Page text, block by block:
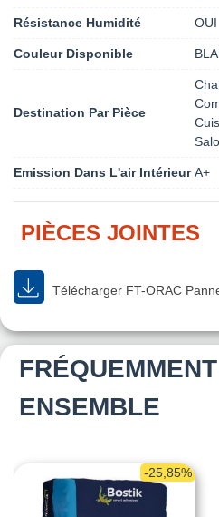
Résistance Humidité OUI
Couleur Disponible
Destination Par Pièce
Emission Dans L'air Intérieur A+
PIÈCES JOINTES
Télécharger FT-ORAC
ENSEMBLE
-25,85%